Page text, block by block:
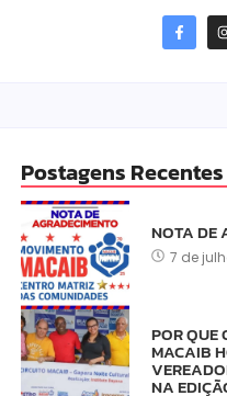
Postagens Recentes
NOTA DE
7 de
POR QUE
MACAIB
NA